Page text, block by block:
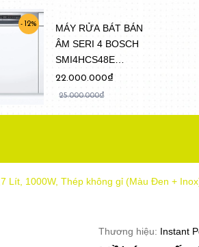
12%
MÁY RỬA BÁT BÁN
ÂM SERI 4 BOSCH
SMI4HCS48E
(Model 2021)
22.000.000₫
25.000.000₫
Lít, 1000W, Thép không gỉ (Màu Đen +
Thương hiệu: Instant